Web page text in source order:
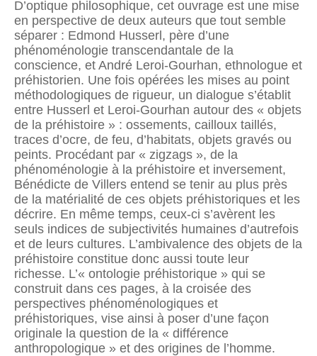
D’optique philosophique, cet ouvrage est une mise
en perspective de deux auteurs que tout semble
séparer : Edmond Husserl, père d’une
phénoménologie transcendantale de la
conscience, et André Leroi-Gourhan, ethnologue et
préhistorien. Une fois opérées les mises au point
méthodologiques de rigueur, un dialogue s’établit
entre Husserl et Leroi-Gourhan autour des « objets
de la préhistoire » : ossements, cailloux taillés,
traces d’ocre, de feu, d’habitats, objets gravés ou
peints. Procédant par « zigzags », de la
phénoménologie à la préhistoire et inversement,
Bénédicte de Villers entend se tenir au plus près
de la matérialité de ces objets préhistoriques et les
décrire. En même temps, ceux-ci s’avèrent les
seuls indices de subjectivités humaines d’autrefois
et de leurs cultures. L’ambivalence des objets de la
préhistoire constitue donc aussi toute leur
richesse. L’« ontologie préhistorique » qui se
construit dans ces pages, à la croisée des
perspectives phénoménologiques et
préhistoriques, vise ainsi à poser d’une façon
originale la question de la « différence
anthropologique » et des origines de l’homme.